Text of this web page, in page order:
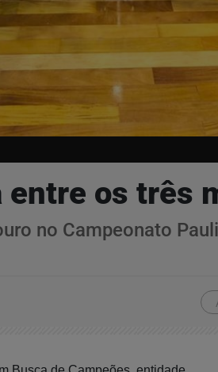
os três
no Campeonato